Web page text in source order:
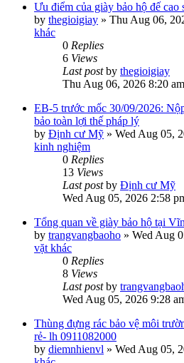
Ưu điểm của giày bảo hộ đế cao
by thegioigiay » Thu Aug 06,
khác
0 Replies
6 Views
Last postby thegioigiay
Thu Aug 06, 2026 8:20 am
EB-5 trước mốc 30/09/2026:
bảo toàn lợi thế pháp lý
by Định cư Mỹ » Wed Aug 05,
kinh nghiệm
0 Replies
13 Views
Last postby Định cư Mỹ
Wed Aug 05, 2026 2:58
Tổng quan về giày bảo hộ tại
by trangvangbaoho » Wed Aug
vặt khác
0 Replies
8 Views
Last postby
Wed Aug 05, 2026 9:28
Thùng đựng rác bảo vệ môi
rẻ- lh 0911082000
by diemnhienvl » Wed Aug 05,